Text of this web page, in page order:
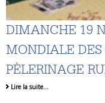
DIMANCHE 19
MONDIALE DES
PÈLERINAGE
Lire la suite…